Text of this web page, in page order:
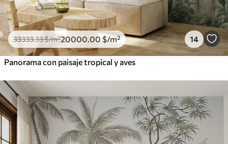
33333.33$/m²20000 .00 $/m² 14
Panorama con paisaje tropical y aves